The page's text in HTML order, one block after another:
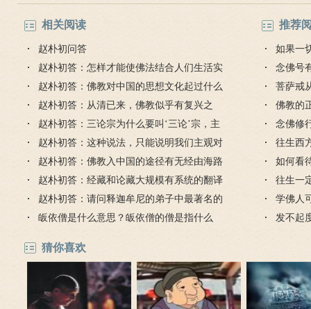
相关阅读
赵朴初问答
赵朴初答：怎样才能使佛法结合人们生活实
际，有益于社会道德，精神文明的建设？
赵朴初答：佛教对中国的思想文化起过什么
样的影响和作用？
赵朴初答：从清已来，佛教似乎有复兴之
势，不知近代佛教有哪些著名人物？
赵朴初答：三论宗为什么要叫‘三论’宗，主
要教义是什么？
赵朴初答：这种说法，只能说明我们主观对
客观世界的反映，并不能说明唯识的道理
赵朴初答：佛教入中国的途径有无经由海路
到达吴楚的可能？
赵朴初答：经藏和论藏大规模有系统的翻译
是从什么时代什么人开始的？
赵朴初答：请问释迦牟尼的弟子中最著名的
有哪些人？
皈依僧是什么意思？皈依僧的僧是指什么
推荐
如果一
想出的
念佛号
菩萨戒
受吗？
佛教的
念佛修
件是什
往生西
生吗？
如何看
识？
往生一
德吗？
学佛人
法？
发不起
猜你喜欢